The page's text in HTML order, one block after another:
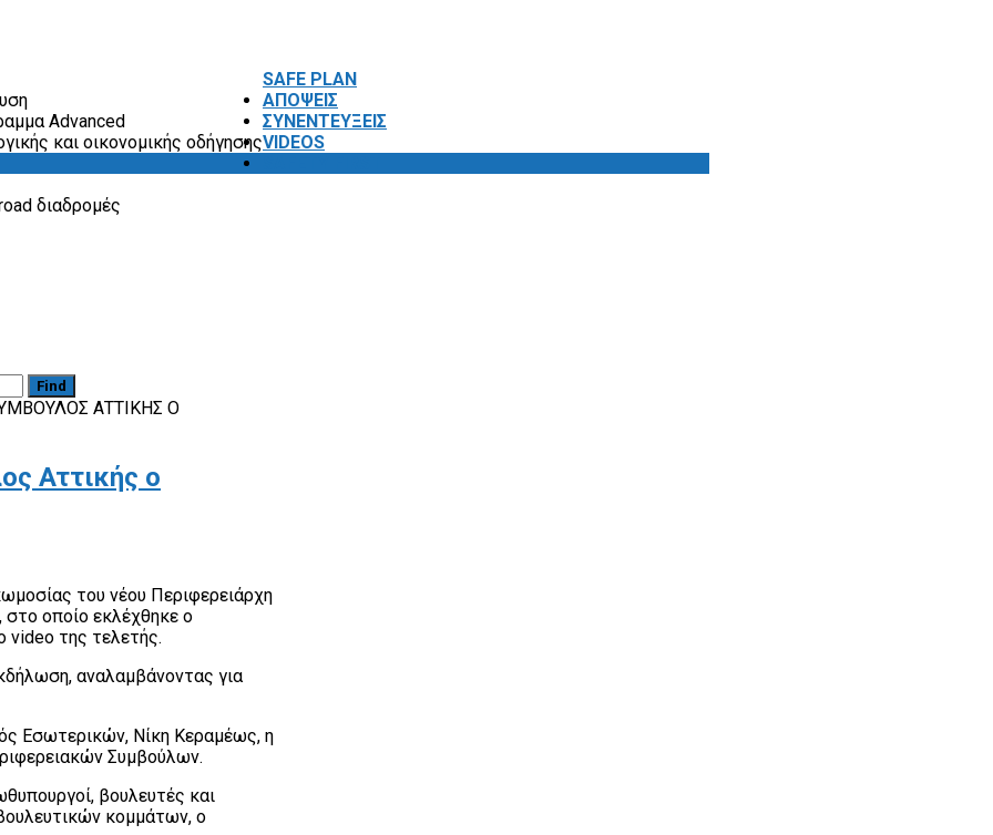
SAFE PLAN
Advanced
και οικονομικής οδήγησης
διαδρομές
ΑΠΟΨΕΙΣ
ΣΥΝΕΝΤΕΥΞΕΙΣ
VIDEOS
Find
ΑΤΤΙΚΉΣ Ο
Αττικής ο
του νέου Περιφερειάρχη
στο οποίο εκλέχθηκε ο
video της τελετής.
αναλαμβάνοντας για
Εσωτερικών, Νίκη Κεραμέως, η
Συμβούλων.
βουλευτές και
κομμάτων, ο